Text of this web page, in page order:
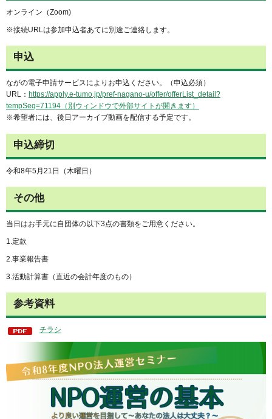
オンライン（Zoom)
※接続URLは参加申込者あてに別途ご連絡します。
申込
ながの電子申請サービスによりお申込ください。（申込必須）
URL： https://apply.e-tumo.jp/pref-nagano-u/offer/offerList_detail?
tempSeq=71194（別ウィンドウで外部サイトが開きます）
※希望者には、後日アーカイブ動画を配信する予定です。
申込締切
令和8年5月21日（木曜日）
その他
当日はお手元に自団体の以下3点の書類をご用意ください。
1.定款
2.事業報告書
3.活動計算書（直近の会計年度のもの）
参考資料
チラシ